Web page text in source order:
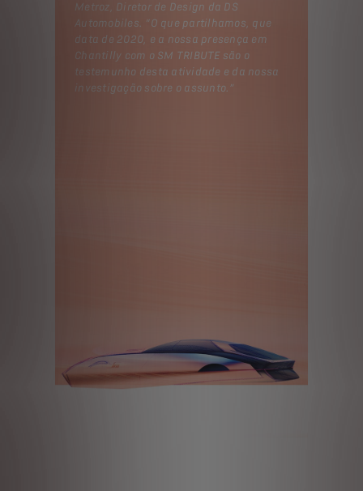
Metroz, Diretor de Design da DS
Automobiles. “O que partilhamos, que
data de 2020, e a nossa presença em
Chantilly com o SM TRIBUTE são o
testemunho desta atividade e da nossa
investigação sobre o assunto.”